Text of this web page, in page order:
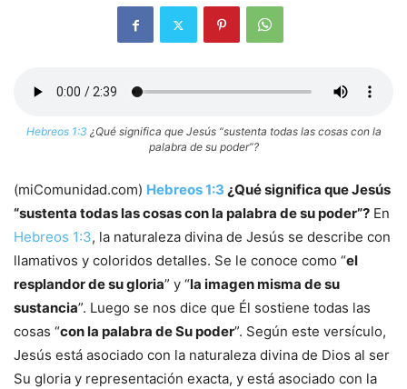
Hebreos 1:3 ¿Qué significa que Jesús “sustenta todas las cosas con la
palabra de su poder”?
(miComunidad.com) Hebreos 1:3 ¿Qué significa que Jesús
“sustenta todas las cosas con la palabra de su poder”? En
Hebreos 1:3, la naturaleza divina de Jesús se describe con
llamativos y coloridos detalles. Se le conoce como “el
resplandor de su gloria” y “la imagen misma de su
sustancia”. Luego se nos dice que Él sostiene todas las
cosas “con la palabra de Su poder”. Según este versículo,
Jesús está asociado con la naturaleza divina de Dios al ser
Su gloria y representación exacta, y está asociado con la